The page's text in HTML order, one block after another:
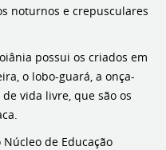
noturnos e crepusculares
possui os criados em
o lobo-guará, a onça-
vida livre, que são os
de Educação